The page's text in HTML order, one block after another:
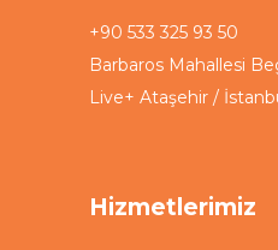
+90 533 325 93 50
Barbaros Mahallesi
Live+ Ataşehir /
Hizmetlerimiz